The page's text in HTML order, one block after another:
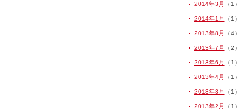
2014年3月 （1）
2014年1月 （1）
2013年8月 （4）
2013年7月 （2）
2013年6月 （1）
2013年4月 （1）
2013年3月 （1）
2013年2月 （1）